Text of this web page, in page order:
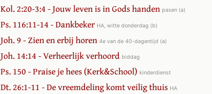
Kol. 2:20-3:4 - Jouw leven is in Gods handen pasen (a)
Ps. 116:11-14 - Dankbeker HA, witte donderdag (b)
Joh. 9 - Zien en erbij horen 4e van de 40-dagentijd (a)
Joh. 14:14 - Verheerlijk verhoord biddag
Ps. 150 - Praise je hees (Kerk&School) kinderdienst
Dt. 26:1-11 - De vreemdeling komt veilig thuis HA